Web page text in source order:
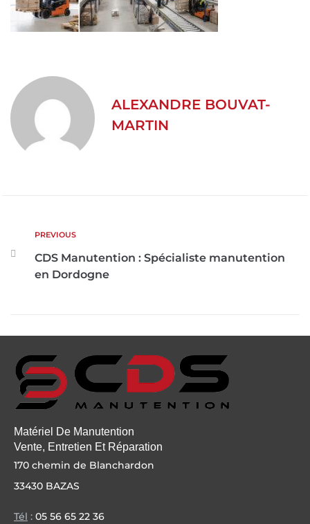
ALEXANDRE BOUVAT-
MARTIN
PREVIOUS
CDS Manutention : Spécialiste manutention
en Dordogne
Matériel De Manutention
Vente, Entretien Et Réparation
170 chemin de Blanchardon
33430 BAZAS
Tél : 05 56 65 22 36